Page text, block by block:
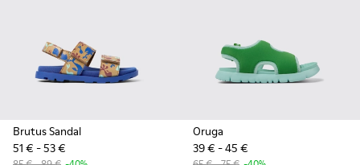
Brutus Sandal
51 € - 53 €
Oruga
39 € - 45 €